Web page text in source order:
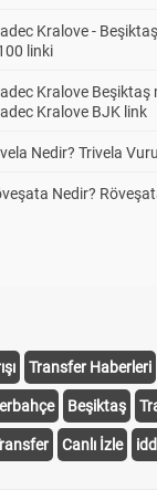
Kralove -
linki
Kralove Beşiktaş
Kralove BJK link
Nedir? Trivela
Nedir?
Transfer Haberleri
Beşiktaş
Canlı İzle